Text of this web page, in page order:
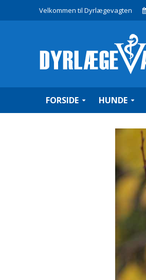
Velkommen til Dyrlægevagten
FORSIDE HUNDE